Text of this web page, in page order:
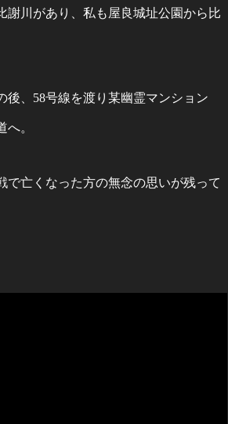
謝川があり、私も屋良城址公園から比
後、58号線を渡り某幽霊マンション
。
で亡くなった方の無念の思いが残って